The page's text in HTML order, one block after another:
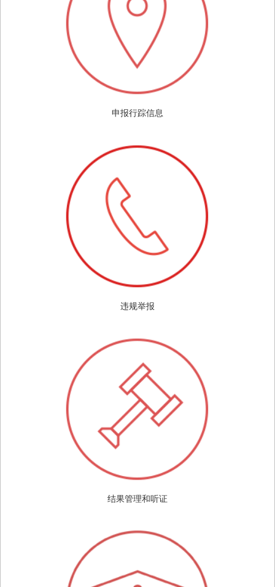
申报行踪信息
违规举报
结果管理和听证